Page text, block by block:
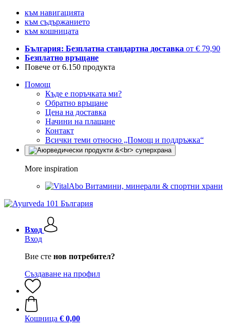
към навигацията
към съдържанието
към кошницата
България: Безплатна стандартна доставка от € 79,90
Безплатно връщане
Повече от 6.150 продукта
Помощ
Къде е поръчката ми?
Обратно връщане
Цена на доставка
Начини на плащане
Контакт
Всички теми относно „Помощ и поддръжка“
More inspiration
Витамини, минерали & спортни храни
Вход
Вход
Вие сте нов потребител?
Създаване на профил
Кошница € 0,00